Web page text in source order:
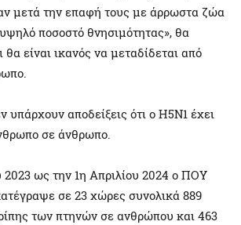
μετά την επαφή τους με άρρωστα ζώα
υψηλό ποσοστό θνησιμότητας», θα
θα είναι ικανός να μεταδίδεται από
υπάρχουν αποδείξεις ότι ο Η5Ν1 έχει
σε άνθρωπο.
2023 ως την 1η Απριλίου 2024 ο ΠΟΥ
σε 23 χώρες συνολικά 889
των πτηνών σε ανθρώπου και 463